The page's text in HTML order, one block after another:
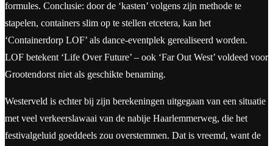
formules. Conclusie: door de ‘kasten’ volgens zijn methode te
stapelen, containers slim op te stellen etcetera, kan het
‘Containerdorp LOF’ als dance-eventplek gerealiseerd worden.
LOF betekent ‘Life Over Future’ – ook ‘Far Out West’ voldeed voor
Grootendorst niet als geschikte benaming.
Westerveld is echter bij zijn berekeningen uitgegaan van een situatie
met veel verkeerslawaai van de nabije Haarlemmerweg, die het
festivalgeluid goeddeels zou overstemmen. Dat is vreemd, want de